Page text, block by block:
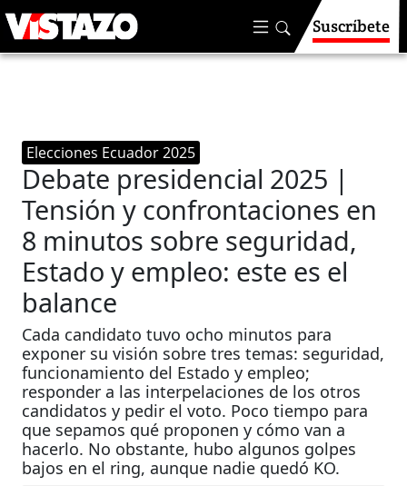
Suscríbete
Elecciones Ecuador 2025
Debate presidencial 2025 |
Tensión y confrontaciones en
8 minutos sobre seguridad,
Estado y empleo: este es el
balance
Cada candidato tuvo ocho minutos para
exponer su visión sobre tres temas: seguridad,
funcionamiento del Estado y empleo;
responder a las interpelaciones de los otros
candidatos y pedir el voto. Poco tiempo para
que sepamos qué proponen y cómo van a
hacerlo. No obstante, hubo algunos golpes
bajos en el ring, aunque nadie quedó KO.